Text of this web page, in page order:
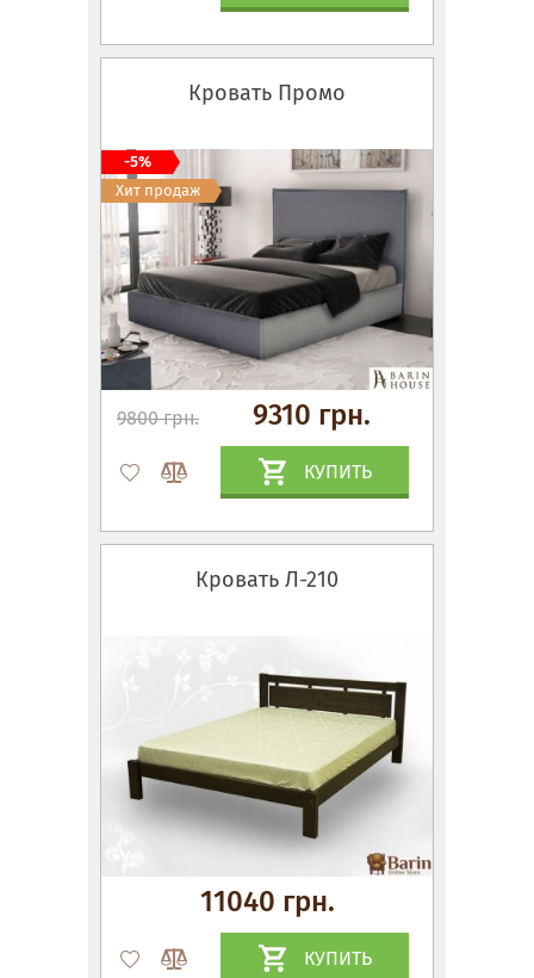
Кровать Промо
9800 грн. 9310 грн.
КУПИТЬ
-5%
Хит продаж
Кровать Л-210
11040 грн.
КУПИТЬ